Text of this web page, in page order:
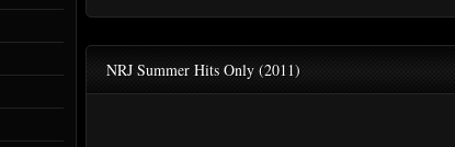
NRJ Summer Hits Only (2011)